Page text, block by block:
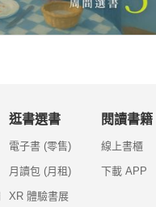
逛書選書
電子書 (零售)
月讀包 (月租)
XR 體驗書展
閱讀書籍
線上書櫃
下載 APP